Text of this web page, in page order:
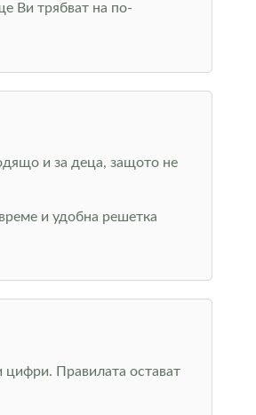
Ви трябват на по-
и за деца, защото не
и удобна решетка
цифри. Правилата остават